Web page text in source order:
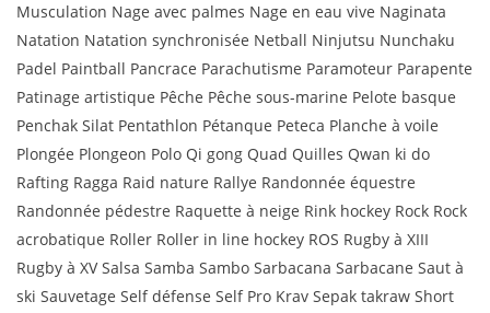
Musculation Nage avec palmes Nage en eau vive Naginata
Natation Natation synchronisée Netball Ninjutsu Nunchaku
Padel Paintball Pancrace Parachutisme Paramoteur Parapente
Patinage artistique Pêche Pêche sous-marine Pelote basque
Penchak Silat Pentathlon Pétanque Peteca Planche à voile
Plongée Plongeon Polo Qi gong Quad Quilles Qwan ki do
Rafting Ragga Raid nature Rallye Randonnée équestre
Randonnée pédestre Raquette à neige Rink hockey Rock Rock
acrobatique Roller Roller in line hockey ROS Rugby à XIII
Rugby à XV Salsa Samba Sambo Sarbacana Sarbacane Saut à
ski Sauvetage Self défense Self Pro Krav Sepak takraw Short